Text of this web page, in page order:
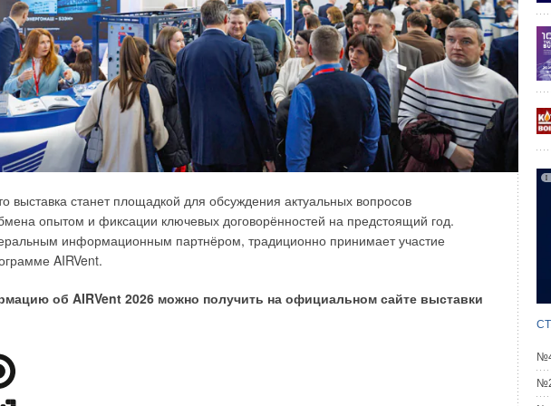
выставка станет площадкой для обсуждения актуальных вопросов
опытом и фиксации ключевых договорённостей на предстоящий год.
информационным партнёром, традиционно принимает участие
AIRVent.
об AIRVent 2026 можно получить на официальном сайте выставки
типа расположен над кроватью. Поток холодного воздуха опускается далеко
люди не будут находиться в зоне прямого воздействия воздушной струи.